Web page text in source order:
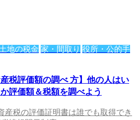
地の税金 家・間取り 役所・公的手
産税評価額の調べ 方】他の人はい
評価額＆税額を調べよう
産税の評価証明書は誰でも取得でき